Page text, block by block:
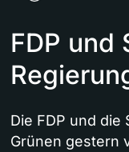
FDP und
Die FDP und die
Grünen gestern